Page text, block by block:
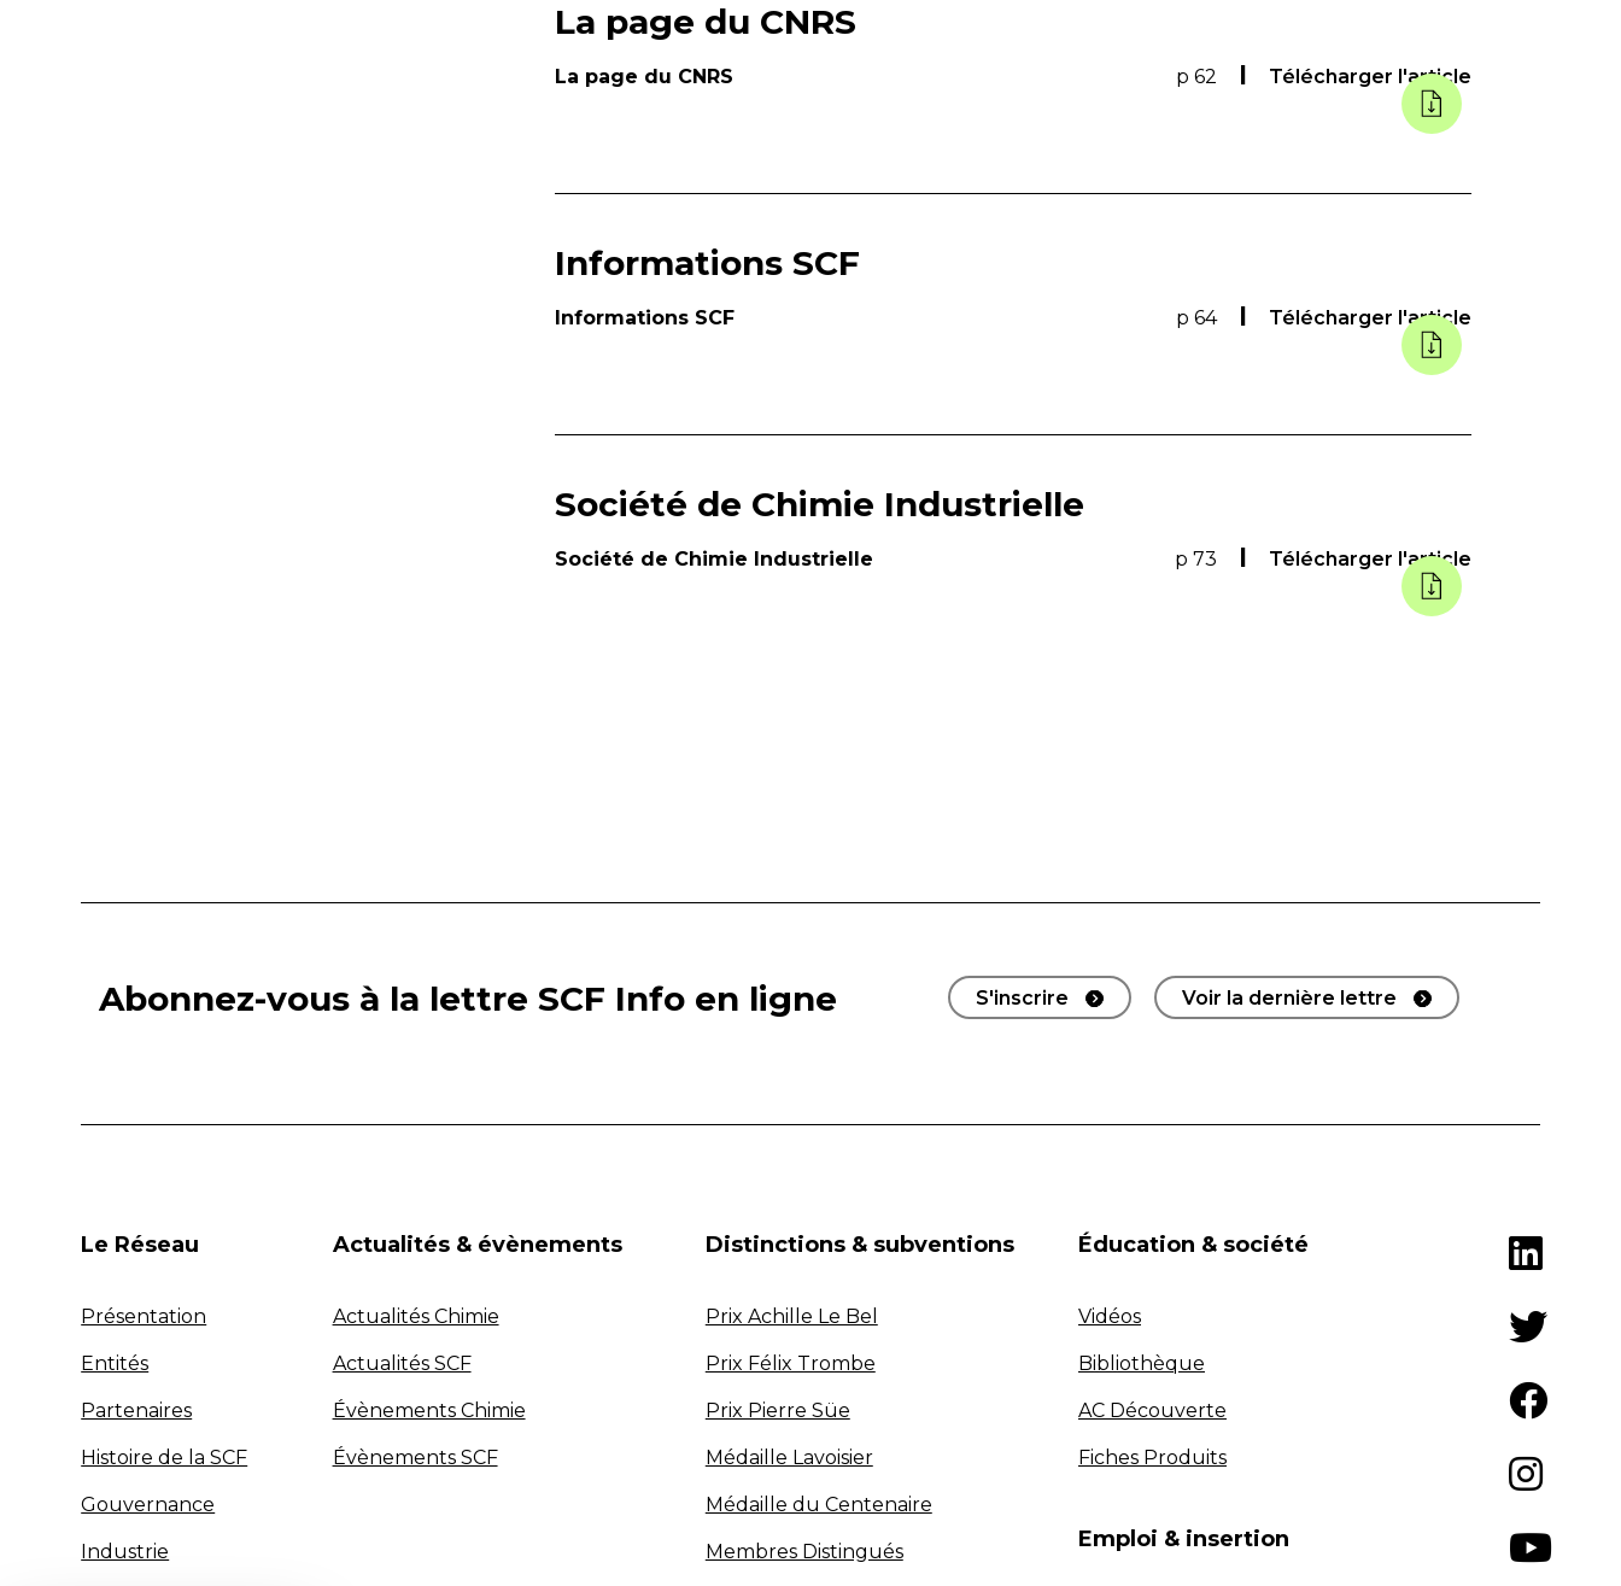
La page du CNRS
La page du CNRS p 62 Télécharger l'article
Informations SCF
Informations SCF p 64 Télécharger l'article
Société de Chimie Industrielle
Société de Chimie Industrielle p 73 Télécharger l'article
Abonnez-vous à la lettre SCF Info en ligne S'inscrire Voir la dernière lettre
Le Réseau
Présentation
Entités
Partenaires
Histoire de la SCF
Gouvernance
Industrie
Actualités & évènements
Actualités Chimie
Actualités SCF
Évènements Chimie
Évènements SCF
Distinctions & subventions
Prix Achille Le Bel
Prix Félix Trombe
Prix Pierre Süe
Médaille Lavoisier
Médaille du Centenaire
Membres Distingués
Éducation & société
Vidéos
Bibliothèque
AC Découverte
Fiches Produits
Emploi & insertion